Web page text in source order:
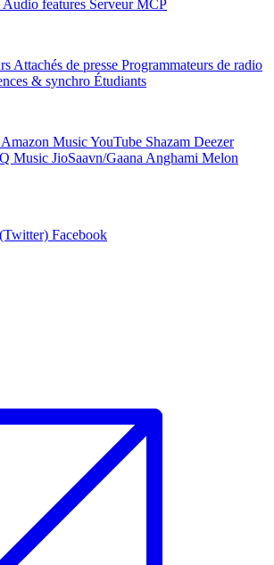
Audio features Serveur MCP
Attachés de presse Programmateurs de radio
& synchro Étudiants
Amazon MusicYouTube Shazam Deezer
Music JioSaavn/Gaana Anghami Melon
Facebook